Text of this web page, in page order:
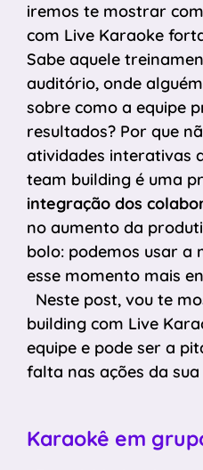
iremos te mostrar
com Live Karaoke
Sabe aquele
auditório, onde
sobre como a equipe
resultados? Por que
atividades interativas
team building é uma
integração dos
no aumento da
bolo: podemos usar a
esse momento mais
Neste post, vou te
building com Live
equipe e pode ser a
falta nas ações da
Karaokê em